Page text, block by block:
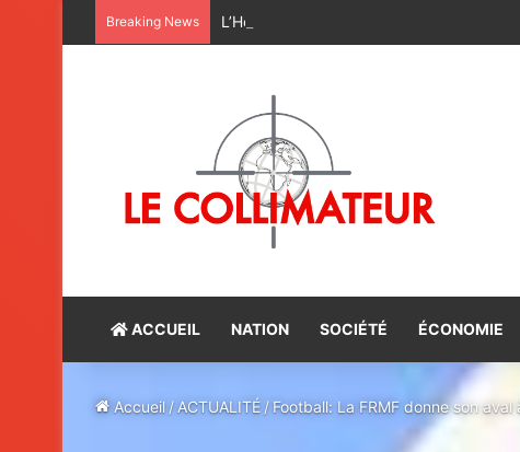
Breaking News L’Homme ou l’IA ? L’humanité face à son
ACCUEIL NATION SOCIÉTÉ ÉCONOMIE
Accueil/ACTUALITÉ/Football: La FRMF donne son aval